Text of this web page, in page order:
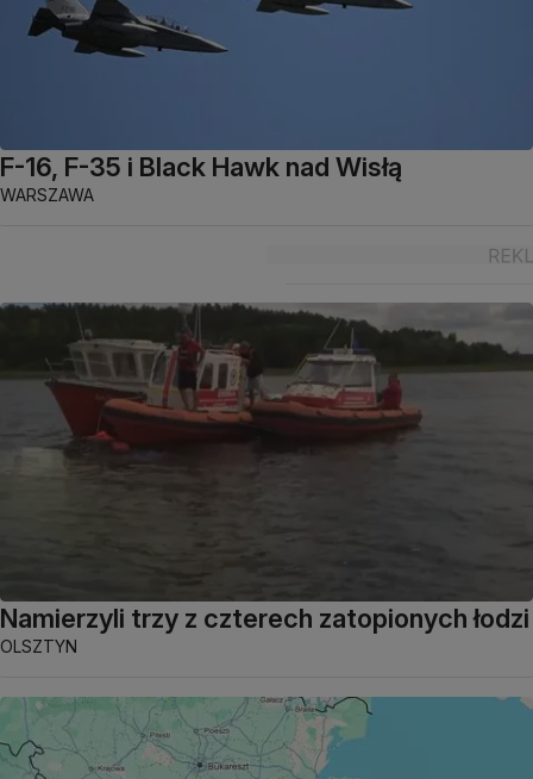
F-16, F-35 i Black Hawk nad Wisłą
WARSZAWA
Namierzyli trzy z czterech zatopionych łodzi
OLSZTYN